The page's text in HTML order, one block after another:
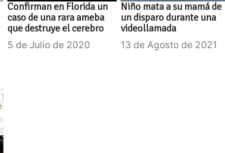
Confirman en Florida un
caso de una rara ameba
que destruye el cerebro
5 de Julio de 2020
Niño mata a su mamá de
un disparo durante una
videollamada
13 de Agosto de 2021